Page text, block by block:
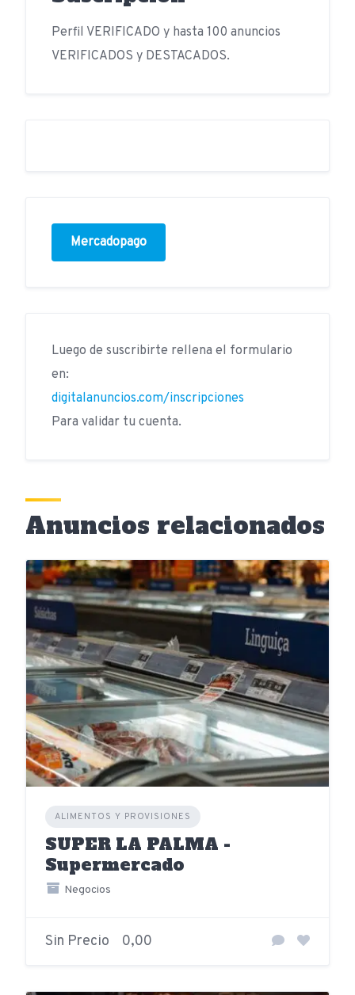
Perfil VERIFICADO y hasta 100 anuncios
VERIFICADOS y DESTACADOS.
Mercadopago
Luego de suscribirte rellena el formulario
en:
digitalanuncios.com/inscripciones
Para validar tu cuenta.
Anuncios relacionados
ALIMENTOS Y PROVISIONES
SUPER LA PALMA -
Supermercado
Negocios
Sin Precio 0,00